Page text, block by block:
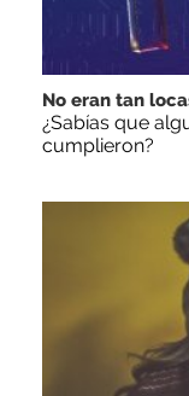
No eran tan
¿Sabías que
cumplieron?